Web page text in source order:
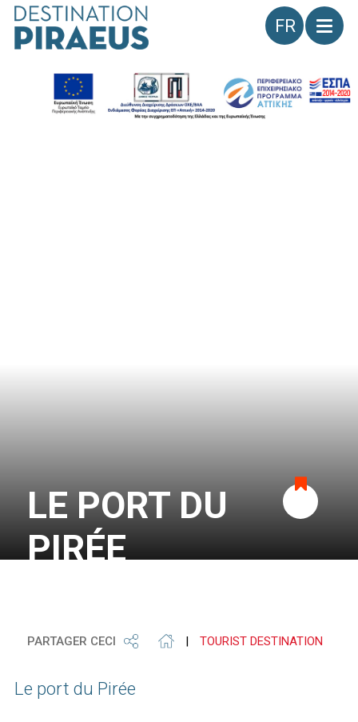
Langue
LE PORT DU
PIRÉE
Ajouter
PARTAGER CECI | TOURIST DESTINATION
Le port du Pirée